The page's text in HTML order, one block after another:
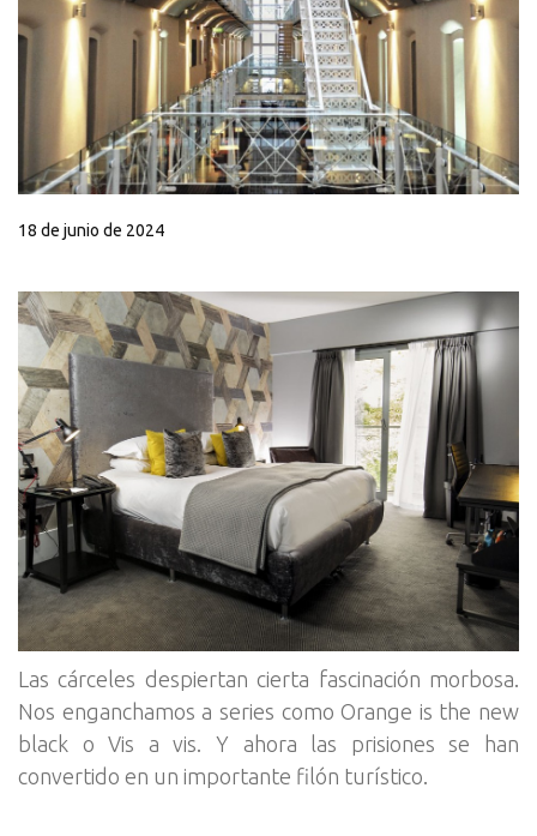
18 de junio de 2024
Las cárceles despiertan cierta fascinación morbosa.
Nos enganchamos a series como Orange is the new
black o Vis a vis. Y ahora las prisiones se han
convertido en un importante filón turístico.